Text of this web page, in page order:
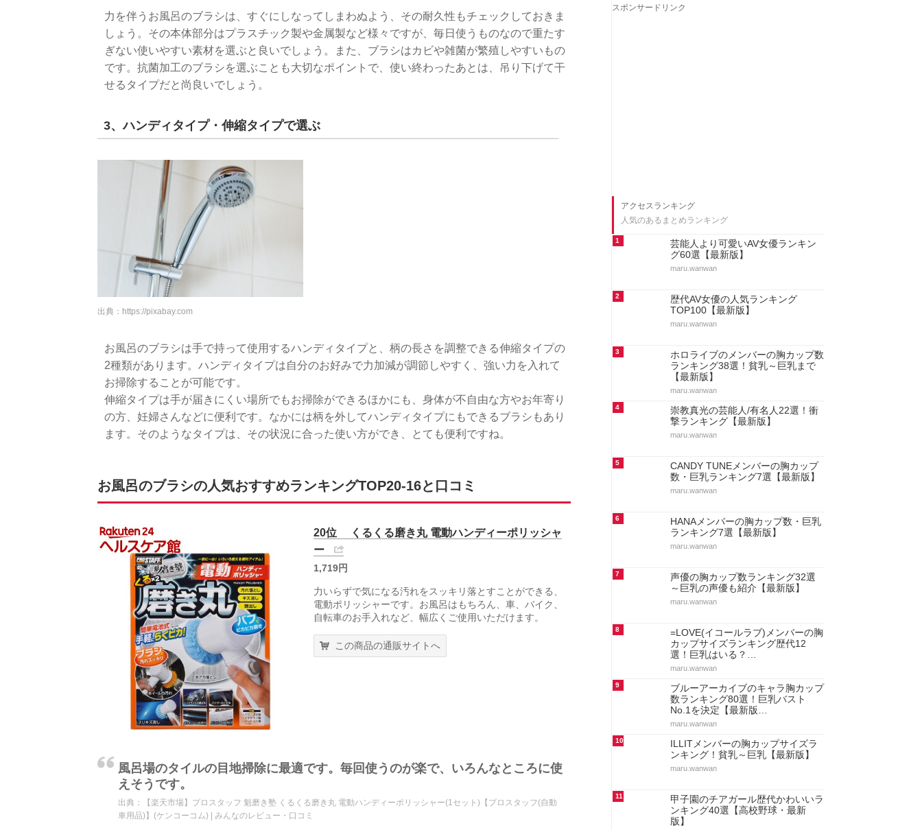
力を伴うお風呂のブラシは、すぐにしなってしまわぬよう、その耐久性もチェックしておきま
しょう。その本体部分はプラスチック製や金属製など様々ですが、毎日使うものなので重たす
ぎない使いやすい素材を選ぶと良いでしょう。また、ブラシはカビや雑菌が繁殖しやすいもの
です。抗菌加工のブラシを選ぶことも大切なポイントで、使い終わったあとは、吊り下げて干
せるタイプだと尚良いでしょう。
3、ハンディタイプ・伸縮タイプで選ぶ
出典： https://pixabay.com
お風呂のブラシは手で持って使用するハンディタイプと、柄の長さを調整できる伸縮タイプの
2種類があります。ハンディタイプは自分のお好みで力加減が調節しやすく、強い力を入れて
お掃除することが可能です。
伸縮タイプは手が届きにくい場所でもお掃除ができるほかにも、身体が不自由な方やお年寄り
の方、妊婦さんなどに便利です。なかには柄を外してハンディタイプにもできるブラシもあり
ます。そのようなタイプは、その状況に合った使い方ができ、とても便利ですね。
お風呂のブラシの人気おすすめランキングTOP20-16と口コミ
20位 くるくる磨き丸 電動ハンディーポリッシャ
ー
1,719円
力いらずで気になる汚れをスッキリ落とすことができる、
電動ポリッシャーです。お風呂はもちろん、車、バイク、
自転車のお手入れなど、幅広くご使用いただけます。
この商品の通販サイトへ
風呂場のタイルの目地掃除に最適です。毎回使うのが楽で、いろんなところに使
えそうです。
出典：
【楽天市場】プロスタッフ 魁磨き塾 くるくる磨き丸 電動ハンディーポリッシャー(1セット)【プロスタッフ(自動
車用品)】(ケンコーコム) | みんなのレビュー・口コミ
スポンサードリンク
アクセスランキング
人気のあるまとめランキング
1
芸能人より可愛いAV女優ランキン
グ60選【最新版】
maru.wanwan
2
歴代AV女優の人気ランキング
TOP100【最新版】
maru.wanwan
3
ホロライブのメンバーの胸カップ数
ランキング38選！貧乳～巨乳まで
【最新版】
maru.wanwan
4
崇教真光の芸能人/有名人22選！衝
撃ランキング【最新版】
maru.wanwan
5
CANDY TUNEメンバーの胸カップ
数・巨乳ランキング7選【最新版】
maru.wanwan
6
HANAメンバーの胸カップ数・巨乳
ランキング7選【最新版】
maru.wanwan
7
声優の胸カップ数ランキング32選
～巨乳の声優も紹介【最新版】
maru.wanwan
8
=LOVE(イコールラブ)メンバーの胸
カップサイズランキング歴代12
選！巨乳はいる？…
maru.wanwan
9
ブルーアーカイブのキャラ胸カップ
数ランキング80選！巨乳バスト
No.1を決定【最新版…
maru.wanwan
10
ILLITメンバーの胸カップサイズラ
ンキング！貧乳～巨乳【最新版】
maru.wanwan
11
甲子園のチアガール歴代かわいいラ
ンキング40選【高校野球・最新
版】